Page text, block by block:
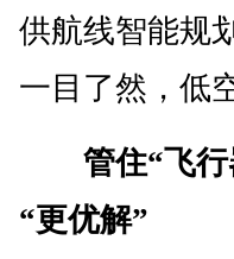
供航线智能规
一目了然，低
管住“飞
“更优解”